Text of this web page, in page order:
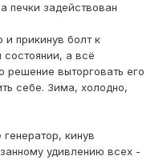
печки задействован
прикинув болт к
а всё
решение выторговать его
себе. Зима, холодно,
кинув
удивлению всех -